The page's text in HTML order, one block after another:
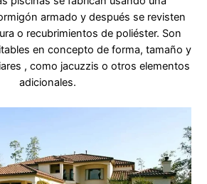
armado y después se revisten
o recubrimientos de poliéster. Son
en concepto de forma, tamaño y
, como jacuzzis o otros elementos
adicionales.